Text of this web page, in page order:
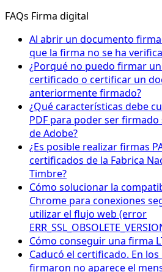
FAQs Firma digital
Al abrir un documento
que la firma no se ha
¿Porqué no puedo firmar
certificado o certificar un
anteriormente firmado?
¿Qué características debe
PDF para poder ser
de Adobe?
¿Es posible realizar firmas
certificados de la Fabrica
Timbre?
Cómo solucionar la
Chrome para conexiones
utilizar el flujo web (error
Cómo conseguir una firma
Caducó el certificado. En
firmaron no aparece el